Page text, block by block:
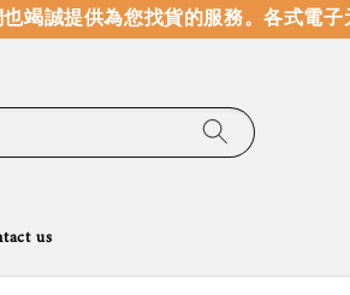
誠提供為您找貨的服務。各式電子
us